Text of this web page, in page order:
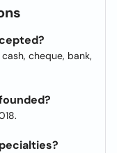
cheque, bank,